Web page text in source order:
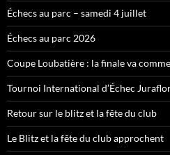
Échecs au parc – samedi 4 juillet
Échecs au parc 2026
Coupe Loubatière : la finale va
Tournoi International d’Échec
Retour sur le blitz et la fête du club
Le Blitz et la fête du club approchent